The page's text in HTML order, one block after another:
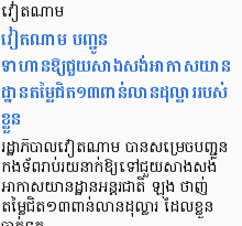
វៀតណាម
វៀតណាម បញ្ជូន
ទាហានឱ្យជួយសាងសង់អាកាសយាន
ដ្ឋានតម្លៃជិត១៣ពាន់លានដុល្លាររបស់
ខ្លួន
រដ្ឋាភិបាលវៀតណាម បានសម្រេចបញ្ជូន
កងទ័ពរាប់រយនាក់ឱ្យទៅជួយសាងសង់
អាកាសយានដ្ឋានអន្តរជាតិ ឡុង ថាញ់
តម្លៃជិត១៣ពាន់លានដុល្លារ ដែលខ្លួន